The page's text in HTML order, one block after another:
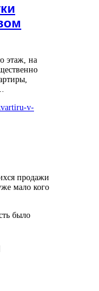
этаж, на
продажи
мало кого
было